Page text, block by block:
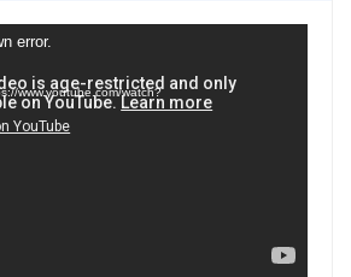
error.
www.youtube.com/watch?